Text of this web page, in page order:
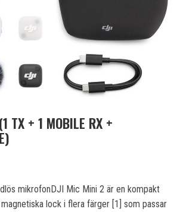
TX + 1 MOBILE RX +
mikrofonDJI Mic Mini 2 är en kompakt
lock i flera färger [1] som passar